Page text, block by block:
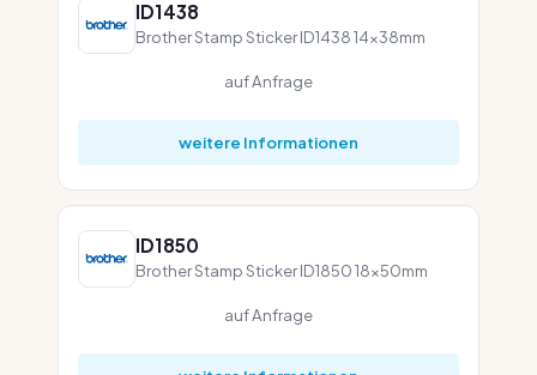
ID1438
Brother Stamp Sticker ID1438 14x38mm
auf Anfrage
weitere Informationen
ID1850
Brother Stamp Sticker ID1850 18x50mm
auf Anfrage